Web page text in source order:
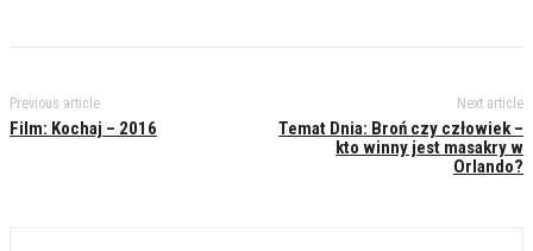
Previous article
Film: Kochaj – 2016
Next article
Temat Dnia: Broń czy człowiek –
kto winny jest masakry w
Orlando?